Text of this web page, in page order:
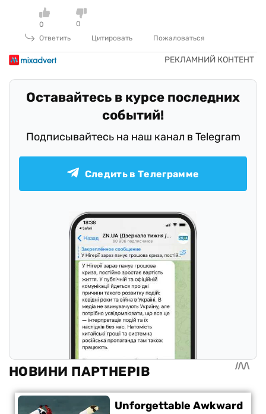
0
0
Ответить
Цитировать Пожаловаться
Оставайтесь в курсе последних
событий!
Подписывайтесь на наш канал в Telegram
Следить в Телеграмме